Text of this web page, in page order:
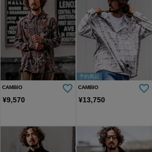
CAMBIO
¥9,570
予約商品
CAMBIO
¥13,750